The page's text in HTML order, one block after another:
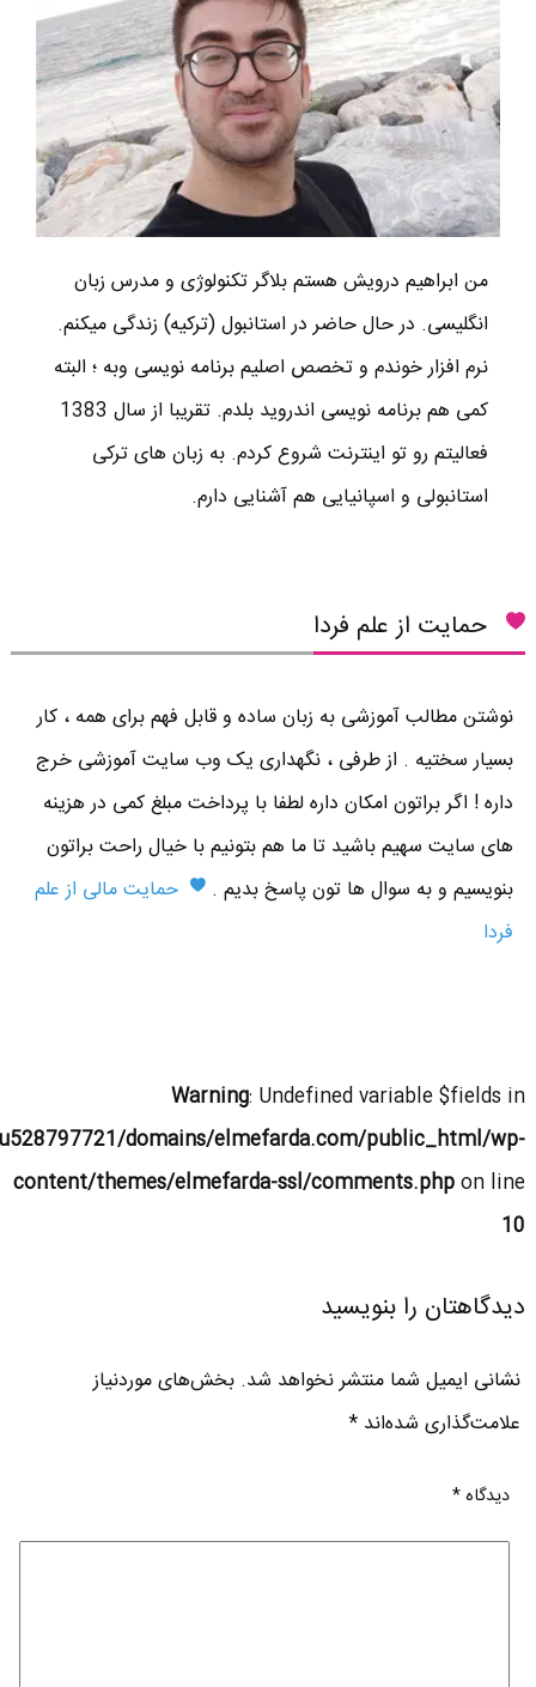
من ابراهیم درویش هستم بلاگر تکنولوژی و مدرس زبان
انگلیسی. در حال حاضر در استانبول (ترکیه) زندگی میکنم.
نرم افزار خوندم و تخصص اصلیم برنامه نویسی وبه ؛ البته
کمی هم برنامه نویسی اندروید بلدم. تقریبا از سال 1383
فعالیتم رو تو اینترنت شروع کردم. به زبان های ترکی
استانبولی و اسپانیایی هم آشنایی دارم.
حمایت از علم فردا
نوشتن مطالب آموزشی به زبان ساده و قابل فهم برای همه ، کار
بسیار سختیه . از طرفی ، نگهداری یک وب سایت آموزشی خرج
داره ! اگر براتون امکان داره لطفا با پرداخت مبلغ کمی در هزینه
های سایت سهیم باشید تا ما هم بتونیم با خیال راحت براتون
بنویسیم و به سوال ها تون پاسخ بدیم .
حمایت مالی از علم
فردا
Warning: Undefined variable $fields in
domains/elmefarda.com/public_html/wp-
content/themes/elmefarda-ssl/comments.phpon line
10
دیدگاهتان را بنویسید
نشانی ایمیل شما منتشر نخواهد شد. بخش‌های موردنیاز
علامت‌گذاری شده‌اند*
دیدگاه*